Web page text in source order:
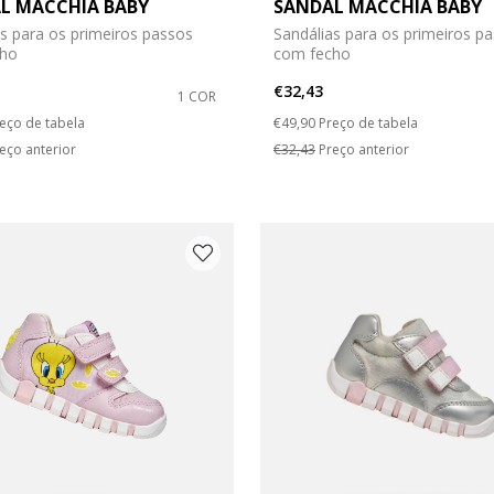
20
do sapato: 21
24sapato: 25
MACCHIA BABY
para os primeiros passos
1 COR
from
de tabela
anterior
SANDAL MACCHIA BABY
Sandálias para os primeiros
com fecho
€32,43
Price reduced from
€49,90 to
Preço de tabela
€32,43Preço anterior